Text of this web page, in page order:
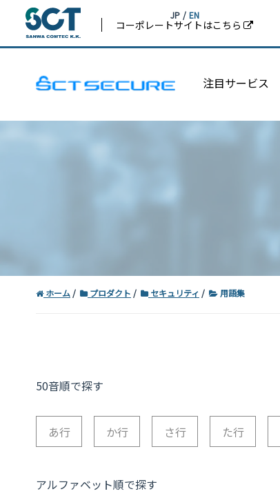
コーポレートサイトはこちら
JP / EN
注目サービス
ホーム プロダクト セキュリティ 用語集
50音順で探す
あ行 か行 さ行 た行
アルファベット順で探す